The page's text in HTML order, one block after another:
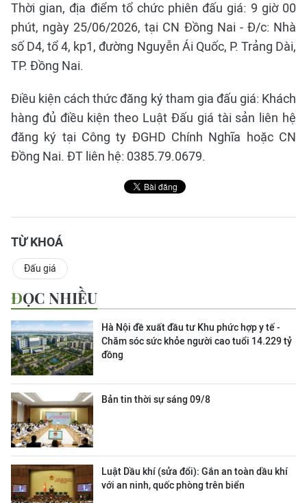
Thời gian, địa điểm tổ chức phiên đấu giá: 9 giờ 00
phút, ngày 25/06/2026, tại CN Đồng Nai - Đ/c: Nhà
số D4, tổ 4, kp1, đường Nguyễn Ái Quốc, P. Trảng Dài,
TP. Đồng Nai.
Điều kiện cách thức đăng ký tham gia đấu giá: Khách
hàng đủ điều kiện theo Luật Đấu giá tài sản liên hệ
đăng ký tại Công ty ĐGHD Chính Nghĩa hoặc CN
Đồng Nai. ĐT liên hệ: 0385.79.0679.
TỪ KHOÁ
Đấu giá
ĐỌC NHIỀU
Hà Nội đề xuất đầu tư Khu phức hợp y tế -
Chăm sóc sức khỏe người cao tuổi 14.229 tỷ
đồng
Bản tin thời sự sáng 09/8
Luật Dầu khí (sửa đổi): Gắn an toàn dầu khí
với an ninh, quốc phòng trên biển